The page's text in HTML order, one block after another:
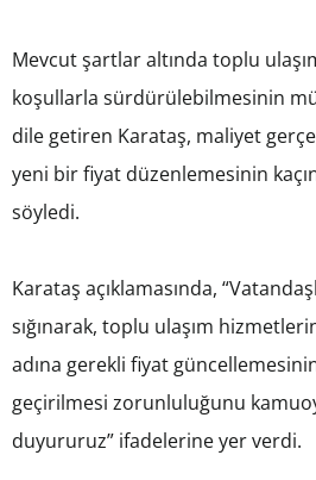
Mevcut şartlar altında toplu
koşullarla sürdürülebilmesinin
dile getiren Karataş, maliyet
yeni bir fiyat düzenlemesinin
söyledi.
Karataş açıklamasında,
sığınarak, toplu ulaşım
adına gerekli fiyat
geçirilmesi zorunluluğunu
duyururuz” ifadelerine yer verdi.